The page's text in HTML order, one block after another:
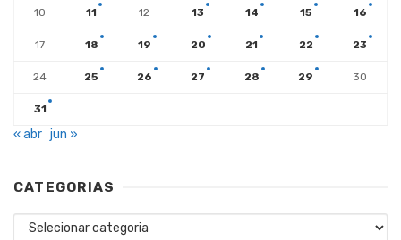
10 11 12 13 14 15 16
17 18 19 20 21 22 23
24 25 26 27 28 29 30
31
« abr jun »
CATEGORIAS
Categorias